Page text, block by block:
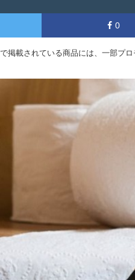
0
掲載されている商品には、一部プ